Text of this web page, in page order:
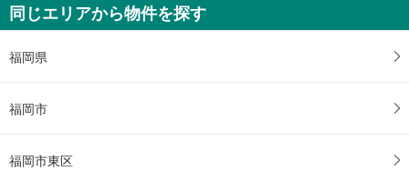
同じエリアから物件を探す
福岡県
福岡市
福岡市東区